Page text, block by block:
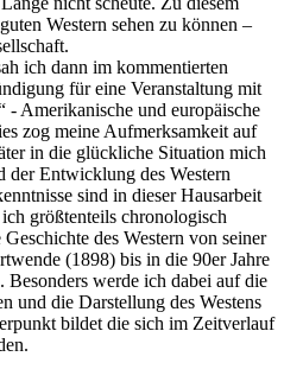
Western sehen zu können –
ich dann im kommentierten
für eine Veranstaltung mit
- Amerikanische und europäische
zog meine Aufmerksamkeit auf
in die glückliche Situation mich
der Entwicklung des Western
sind in dieser Hausarbeit
größtenteils chronologisch
des Western von seiner
(1898) bis in die 90er Jahre
werde ich dabei auf die
und die Darstellung des Westens
bildet die sich im Zeitverlauf